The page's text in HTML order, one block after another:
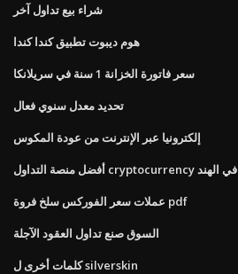
شراء بيع تداول آخر
هوم ديبوت تطبيق كندا كندا
سعر فاتورة الخزانة 1 سنة في سريلانكا
تحديد معدل سنوي فعال
إلكترونيا عبر الإنترنت من عودة المكوس
أفضل منصة التداول cryptocurrency في الهند
عملات سعر الفوركس سلخ فروة pdf
السوق صنع تداول العقود الآجلة
كلمات أخرى ل silverskin